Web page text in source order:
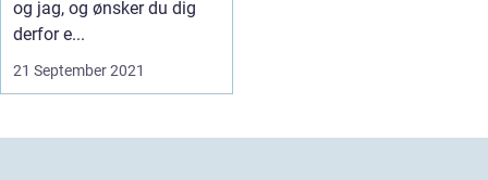
og jag, og ønsker du dig
derfor e...
21 September 2021